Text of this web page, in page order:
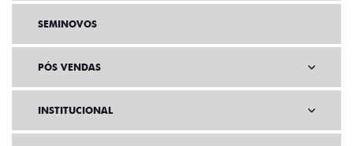
SEMINOVOS
PÓS VENDAS
INSTITUCIONAL